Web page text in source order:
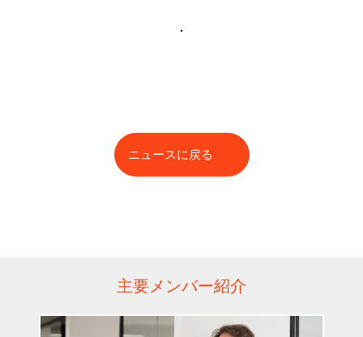
ニュースに戻る
主要メンバー紹介